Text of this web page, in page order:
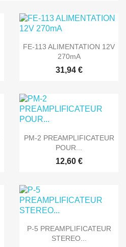
 Aperçu rapide
FE-113 ALIMENTATION 12V
270mA
31,94 €
 Aperçu rapide
PM-2 PREAMPLIFICATEUR
POUR...
12,60 €
 Aperçu rapide
P-5 PREAMPLIFICATEUR
STEREO...